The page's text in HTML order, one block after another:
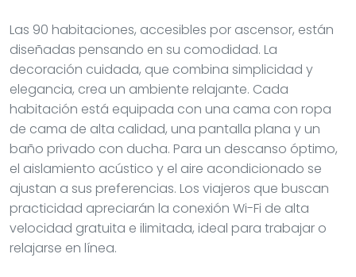
Las 90 habitaciones, accesibles por ascensor, están
diseñadas pensando en su comodidad. La
decoración cuidada, que combina simplicidad y
elegancia, crea un ambiente relajante. Cada
habitación está equipada con una cama con ropa
de cama de alta calidad, una pantalla plana y un
baño privado con ducha. Para un descanso óptimo,
el aislamiento acústico y el aire acondicionado se
ajustan a sus preferencias. Los viajeros que buscan
practicidad apreciarán la conexión Wi-Fi de alta
velocidad gratuita e ilimitada, ideal para trabajar o
relajarse en línea.